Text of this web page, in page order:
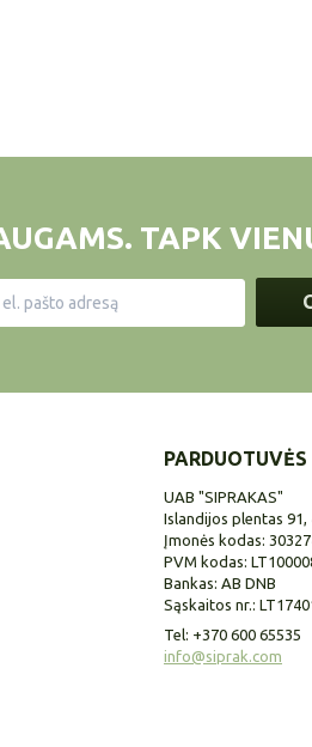
TAPK
UAB "SIPRAKAS"
Islandijos plentas 91,
Įmonės kodas:
PVM kodas:
Bankas: AB DNB
Sąskaitos nr.:
Tel: +370 600 65535
info@siprak.com